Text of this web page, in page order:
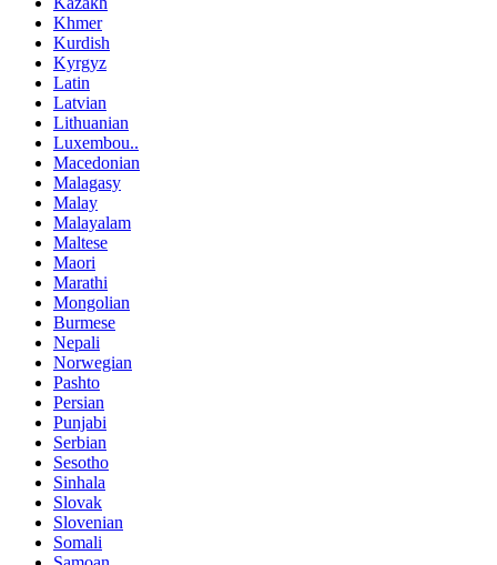
Khmer
Kurdish
Kyrgyz
Latin
Latvian
Lithuanian
Luxembou..
Macedonian
Malagasy
Malay
Malayalam
Maltese
Maori
Marathi
Mongolian
Burmese
Nepali
Norwegian
Pashto
Persian
Punjabi
Serbian
Sesotho
Sinhala
Slovak
Slovenian
Somali